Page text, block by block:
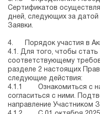
Сертификатов
дней, следующих за датой
Заявки.
4.
Порядок участия в
4.1. Для того, чтобы стать
соответствующему
разделе 2 настоящих
следующие действия:
4.1.1 Ознакомиться с
согласиться с ними.
направление Участником